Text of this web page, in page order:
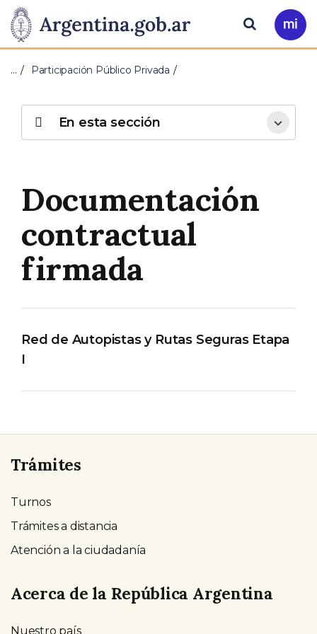
Presidencia
de
Nación
Pasar al contenido principal
Ir
a
Buscar
… Participación Público Privada
Documentación
contractual
firmada
Red de Autopistas y Rutas Seguras Etapa
I
En esta sección
Trámites
Turnos
Trámites a distancia
Atención a la ciudadanía
Acerca de la República Argentina
Nuestro país